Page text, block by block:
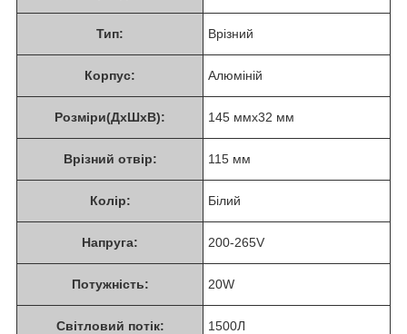
Тип: Врізний
Корпус: Алюміній
Розміри(ДхШхВ): 145 ммх32 мм
Врізний отвір: 115 мм
Колір: Білий
Напруга: 200-265V
Потужність: 20W
Світловий потік: 1500Л